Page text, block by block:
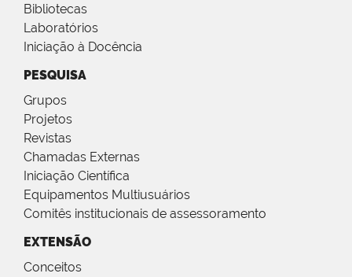
Bibliotecas
Laboratórios
Iniciação à Docência
PESQUISA
Grupos
Projetos
Revistas
Chamadas Externas
Iniciação Científica
Equipamentos Multiusuários
Comitês institucionais de assessoramento
EXTENSÃO
Conceitos